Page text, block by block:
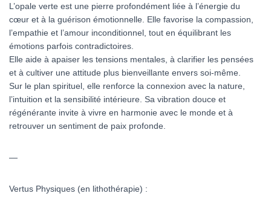
L’opale verte est une pierre profondément liée à l’énergie du
cœur et à la guérison émotionnelle. Elle favorise la compassion,
l’empathie et l’amour inconditionnel, tout en équilibrant les
émotions parfois contradictoires.
Elle aide à apaiser les tensions mentales, à clarifier les pensées
et à cultiver une attitude plus bienveillante envers soi-même.
Sur le plan spirituel, elle renforce la connexion avec la nature,
l’intuition et la sensibilité intérieure. Sa vibration douce et
régénérante invite à vivre en harmonie avec le monde et à
retrouver un sentiment de paix profonde.
—
Vertus Physiques (en lithothérapie) :